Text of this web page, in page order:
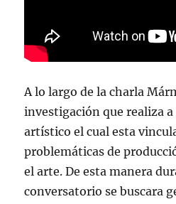
A lo largo de la charla
investigación que realiza
artístico el cual esta
problemáticas de
el arte. De esta manera
conversatorio se buscara